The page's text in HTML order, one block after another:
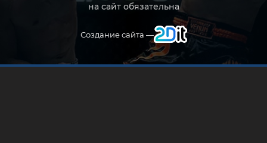
на сайт обязательна
Создание сайта —